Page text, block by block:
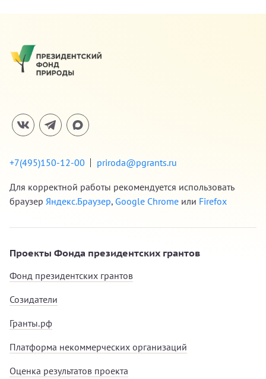
+7(495)150-12-00 priroda@pgrants.ru
Для корректной работы рекомендуется использовать
браузер Яндекс.Браузер, Google Chrome или Firefox
Проекты Фонда президентских грантов
Фонд президентских грантов
Созидатели
Гранты.рф
Платформа некоммерческих организаций
Оценка результатов проекта